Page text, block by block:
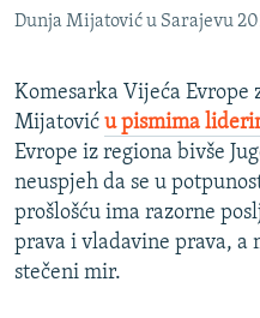
POPLAVE I KLIZIŠTA U BIH 2024.
TV LIBERTY
POST SCRIPTUM
MOJA EVROPA
TRI DECENIJE OD RATA U BIH
SVE KARTE DEJTONA
Sve RFE/RL stranice
Dunja Mijatović u Sarajevu
Komesarka Vijeća Evrope
Mijatović u pismima
Evrope iz regiona bivše
neuspjeh da se u
prošlošću ima razorne
prava i vladavine prava, a
stečeni mir.